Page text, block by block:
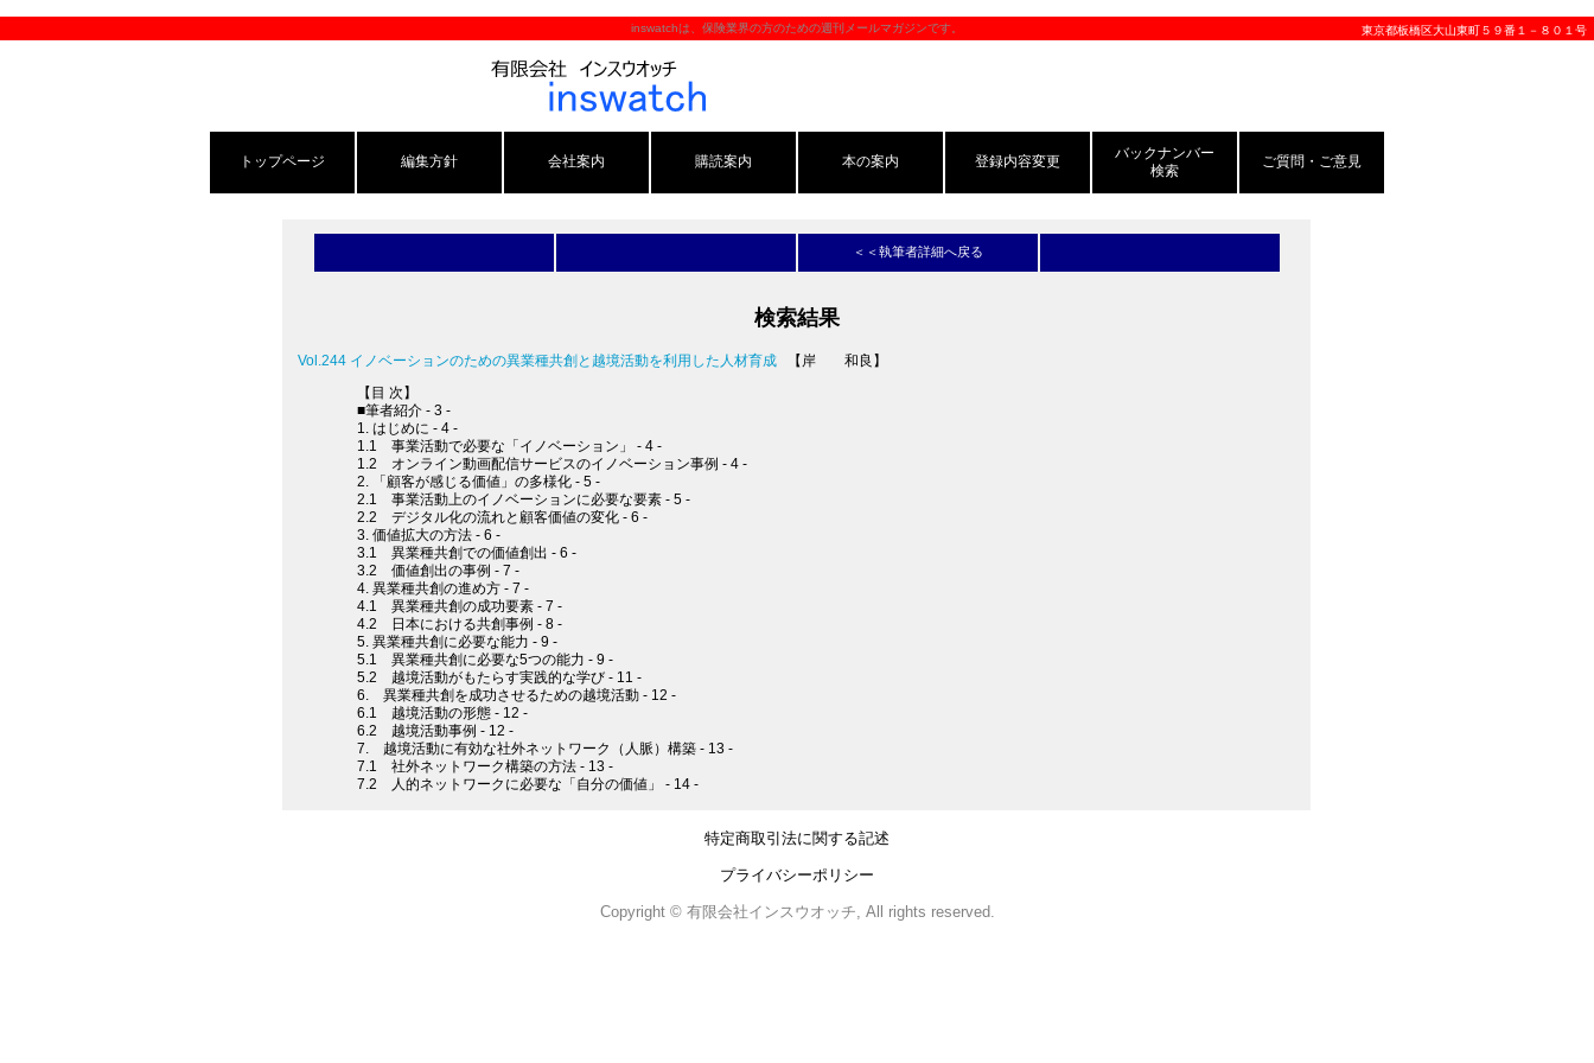
inswatchは、保険業界の方のための週刊メールマガジンです。 東京都板橋区大山東町５９番１－８０１号
トップページ 編集方針 会社案内 購読案内 本の案内 登録内容変更
バックナンバー
検索
ご質問・ご意見
＜＜執筆者詳細へ戻る
検索結果
Vol.244 イノベーションのための異業種共創と越境活動を利用した人材育成 【岸 和良】
【目 次】
■筆者紹介 - 3 -
1. はじめに - 4 -
1.1 事業活動で必要な「イノベーション」 - 4 -
1.2 オンライン動画配信サービスのイノベーション事例 - 4 -
2. 「顧客が感じる価値」の多様化 - 5 -
2.1 事業活動上のイノベーションに必要な要素 - 5 -
2.2 デジタル化の流れと顧客価値の変化 - 6 -
3. 価値拡大の方法 - 6 -
3.1 異業種共創での価値創出 - 6 -
3.2 価値創出の事例 - 7 -
4. 異業種共創の進め方 - 7 -
4.1 異業種共創の成功要素 - 7 -
4.2 日本における共創事例 - 8 -
5. 異業種共創に必要な能力 - 9 -
5.1 異業種共創に必要な5つの能力 - 9 -
5.2 越境活動がもたらす実践的な学び - 11 -
6. 異業種共創を成功させるための越境活動 - 12 -
6.1 越境活動の形態 - 12 -
6.2 越境活動事例 - 12 -
7. 越境活動に有効な社外ネットワーク（人脈）構築 - 13 -
7.1 社外ネットワーク構築の方法 - 13 -
7.2 人的ネットワークに必要な「自分の価値」 - 14 -
特定商取引法に関する記述
プライバシーポリシー
Copyright © 有限会社インスウオッチ, All rights reserved.